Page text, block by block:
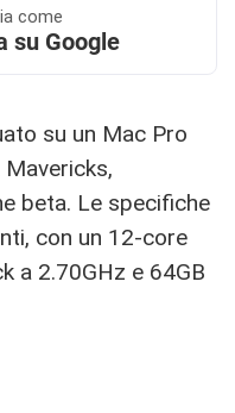
come
su Google
su un Mac Pro
beta. Le specifiche
con un 12-core
a 2.70GHz e 64GB